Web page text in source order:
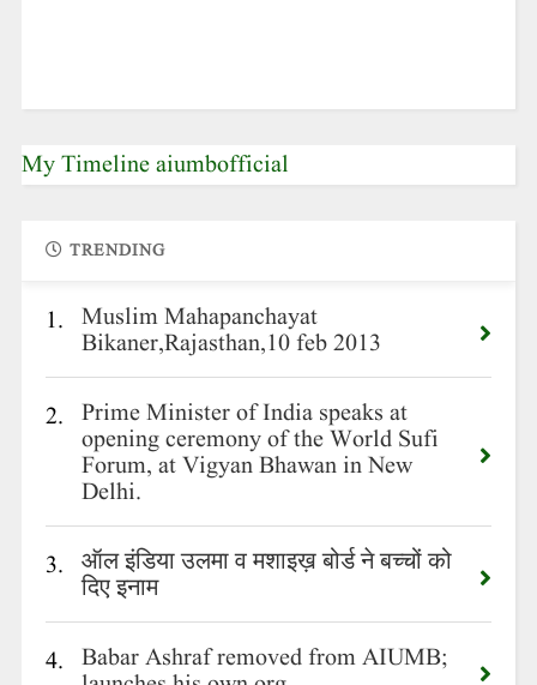
My Timeline aiumbofficial
TRENDING
1. Muslim Mahapanchayat
Bikaner,Rajasthan,10 feb 2013
2. Prime Minister of India speaks at
opening ceremony of the World Sufi
Forum, at Vigyan Bhawan in New
Delhi.
3. ऑल इंडिया उलमा व मशाइख़ बोर्ड ने बच्चों को
दिए इनाम
4. Babar Ashraf removed from AIUMB;